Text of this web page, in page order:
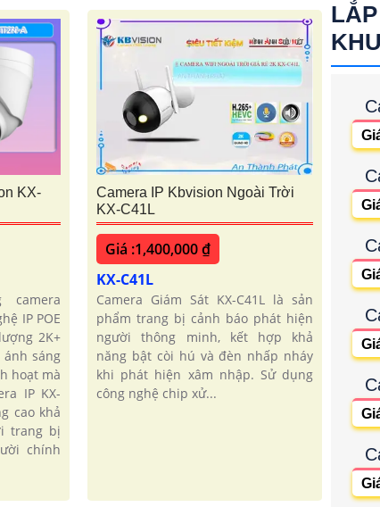
KX-
camera
IP POE
2K+
sáng
hoạt mà
IP KX-
cao khả
trang bị
chính
Camera IP Kbvision Ngoài Trời
KX-C41L
Giá :1,400,000 ₫
KX-C41L
Camera Giám Sát KX-C41L là sản
phẩm trang bị cảnh báo phát hiện
người thông minh, kết hợp khả
năng bật còi hú và đèn nhấp nháy
khi phát hiện xâm nhập. Sử dụng
công nghệ chip xử...